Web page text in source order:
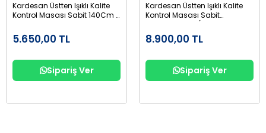
Kardesan Üstten Işıklı Kalite
Kontrol Masası Sabit 140Cm X
5.650,00 TL
Sipariş Ver
Kardesan Üstten Işıklı Kalite
Kontrol Masası Sabit
140Cmx90Cm(Sağ-Sol
Tekerli Sehpa Yük 85)
8.900,00 TL
Sipariş Ver